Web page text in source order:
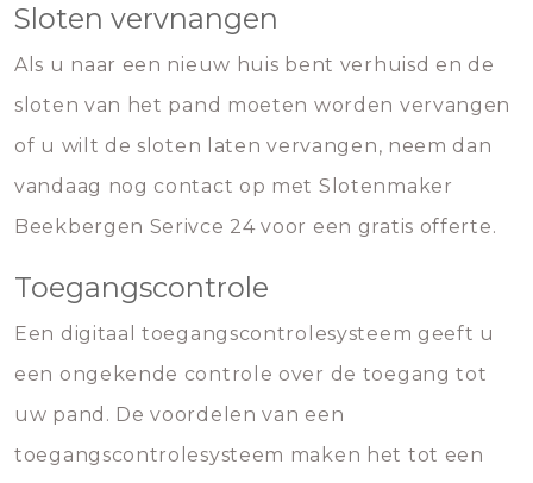
Sloten vervnangen
Als u naar een nieuw huis bent verhuisd en de
sloten van het pand moeten worden vervangen
of u wilt de sloten laten vervangen, neem dan
vandaag nog contact op met Slotenmaker
Beekbergen Serivce 24 voor een gratis offerte.
Toegangscontrole
Een digitaal toegangscontrolesysteem geeft u
een ongekende controle over de toegang tot
uw pand. De voordelen van een
toegangscontrolesysteem maken het tot een